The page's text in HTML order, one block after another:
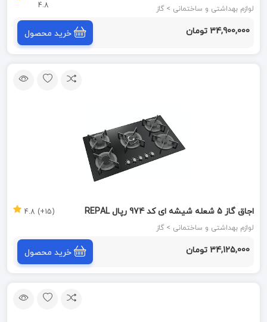
آکو ACO
لوازم بهداشتی و ساختمانی > گاز
4.8
34,900,000 تومان خرید محصول
اجاق گاز 5 شعله شیشه ای کد 974 رپال REPAL
لوازم بهداشتی و ساختمانی > گاز
(15+) 4.8
34,125,000 تومان خرید محصول